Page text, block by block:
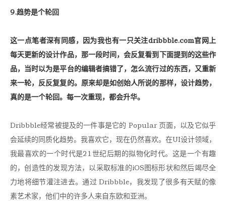
9.趋势是个轮回
这一点笔者深有同感，因为我也有一只关注dribbble.com官网上
每天更新的设计作品，那一段时间，会反复看到下面提到的这些作
品，当时以为是平台的编辑者搞错了，怎么流行过的东西，又重新
来一轮，反反复复的。原来却是如创始人所说的那样，设计趋势，
真的是一个轮回。每一次重现，都会升华。
Dribbble经常被提及的一件事是它的 Popular 页面，以及它似乎
会延续的同质化趋势。我喜欢它，现在仍然喜欢。在UI设计领域，
我最喜欢的一个时代是21世纪后期的拟物化时代。这是一个有趣
的，创造性的发现方法，以采取标准的iOS图标形状和然后竭尽全
力地将细节灌注进去。通过 Dribbble，我发现了很多有天赋的像
素艺术家，他们中的许多人来自东欧和亚洲。